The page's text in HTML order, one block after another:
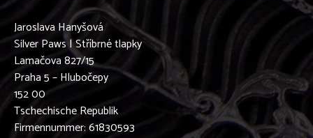
Jaroslava Hanyšová
Silver Paws | Stříbrné tlapky
Lamačova 827/15
Praha 5 – Hlubočepy
152 00
Tschechische Republik
Firmennummer: 61830593